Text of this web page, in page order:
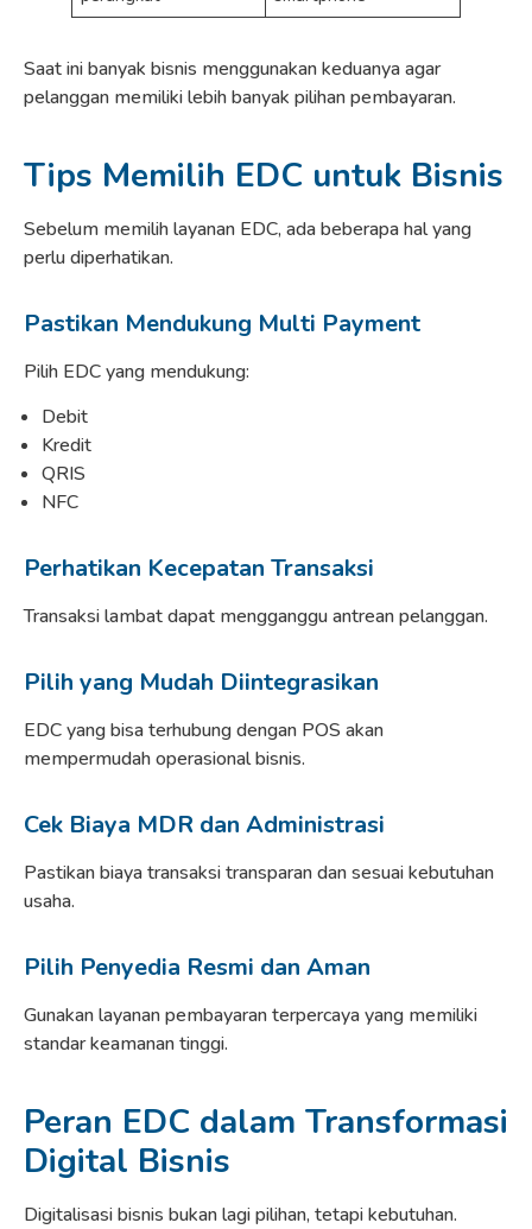
Saat ini banyak bisnis menggunakan keduanya agar
pelanggan memiliki lebih banyak pilihan pembayaran.
Tips Memilih EDC untuk Bisnis
Sebelum memilih layanan EDC, ada beberapa hal yang
perlu diperhatikan.
Pastikan Mendukung Multi Payment
Pilih EDC yang mendukung:
Debit
Kredit
QRIS
NFC
Perhatikan Kecepatan Transaksi
Transaksi lambat dapat mengganggu antrean pelanggan.
Pilih yang Mudah Diintegrasikan
EDC yang bisa terhubung dengan POS akan
mempermudah operasional bisnis.
Cek Biaya MDR dan Administrasi
Pastikan biaya transaksi transparan dan sesuai kebutuhan
usaha.
Pilih Penyedia Resmi dan Aman
Gunakan layanan pembayaran terpercaya yang memiliki
standar keamanan tinggi.
Peran EDC dalam Transformasi
Digital Bisnis
Digitalisasi bisnis bukan lagi pilihan, tetapi kebutuhan.